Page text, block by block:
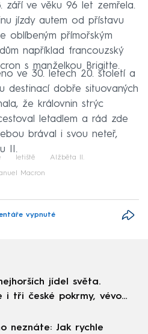
září ve věku 96 let zemřela.
jízdy autem od přístavu
oblíbeným přímořským
například francouzský
s manželkou Brigitte.
ve 30. letech 20. století a
destinací dobře situovaných
že královnin strýc
letadlem a rád zde
brával i svou neteř,
II.
letiště Alžběta II.
Macron
vypnuté
jídel světa.
i tři české pokrmy, vévodí
neznáte: Jak rychle